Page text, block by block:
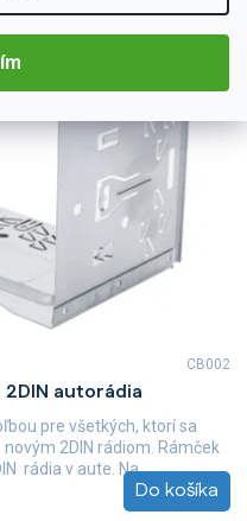
autorádia
Do košíka
pre všetkých, ktorí sa
2DIN rádiom. Rámček
rádia v aute. Na...
CB002